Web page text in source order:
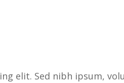
elit. Sed nibh ipsum,